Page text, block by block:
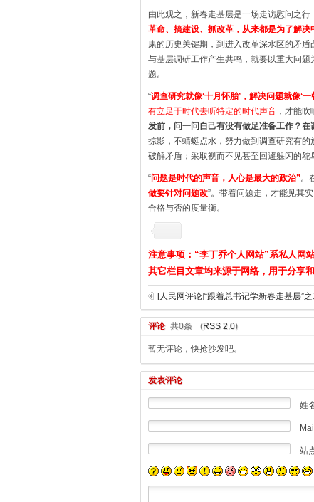
由此观之，新春走基层是一场走访慰问之
革命、搞建设、抓改革，从来都是为了解决
康的历史关键期，到进入改革深水区的矛
与基层调研工作产生共鸣，就要以重大问
题。
“调查研究就像‘十月怀胎’，解决问题就像‘一
有立足于时代去听特定的时代声音 ，才能
发前，问一问自己有没有做足准备工作？
掠影，不蜻蜓点水，努力做到调查研究有的
破解矛盾；采取视而不见甚至回避躲闪的鸵
“问题是时代的声音，人心是最大的政治”。
做要针对问题改”。带着问题走，才能见其
合格与否的度量衡。
注意事项：“李丁乔个人网站”系私人网
其它栏目文章均来源于网络，用于分享
评论 共0条 (RSS 2.0)
暂无评论，快抢沙发吧。
发表评论
姓
站